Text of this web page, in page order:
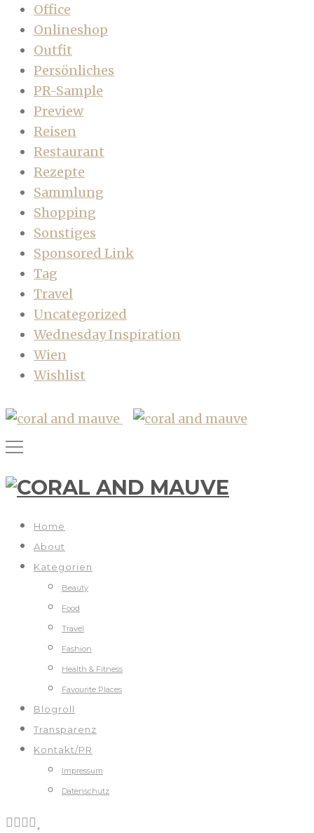
Office
Onlineshop
Outfit
Persönliches
PR-Sample
Preview
Reisen
Restaurant
Rezepte
Sammlung
Shopping
Sonstiges
Sponsored Link
Tag
Travel
Uncategorized
Wednesday Inspiration
Wien
Wishlist
Home
About
Kategorien
Beauty
Food
Travel
Fashion
Health & Fitness
Favourite Places
Blogroll
Transparenz
Kontakt/PR
Impressum
Datenschutz